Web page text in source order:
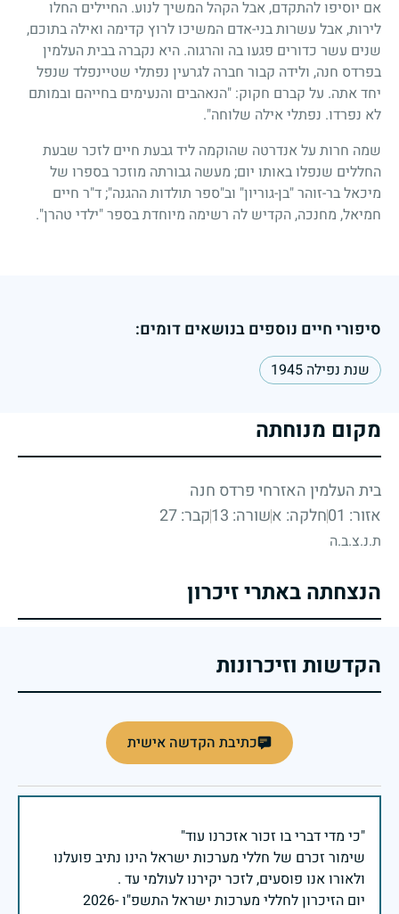
אם יוסיפו להתקדם, אבל הקהל המשיך לנוע. החיילים החלו
לירות, אבל עשרות בני-אדם המשיכו לרוץ קדימה ואילה בתוכם,
שנים עשר כדורים פגעו בה והרגוה. היא נקברה בבית העלמין
בפרדס חנה, ולידה קבור חברה לגרעין נפתלי שטיינפלד שנפל
יחד אתה. על קברם חקוק: "הנאהבים והנעימים בחייהם ובמותם
לא נפרדו. נפתלי אילה שלוחה".
שמה חרות על אנדרטה שהוקמה ליד גבעת חיים לזכר שבעת
החללים שנפלו באותו יום; מעשה גבורתה מוזכר בספרו של
מיכאל בר-זוהר "בן-גוריון" וב"ספר תולדות ההגנה;"ד"ר חיים
חמיאל, מחנכה, הקדיש לה רשימה מיוחדת בספר "ילדי טהרן".
סיפורי חיים נוספים בנושאים דומים:
שנת נפילה 1945
מקום מנוחתה
בית העלמין האזרחי פרדס חנה
אזור: 01
חלקה: אשורה: 13 קבר: 27
ת.נ.צ.ב.ה
הנצחתה באתרי זיכרון
הקדשות וזיכרונות
כתיבת הקדשה אישית
שימור זכרם של חללי מערכות ישראל הינו נתיב פועלנו
יום הזיכרון לחללי מערכות ישראל התשפ"ו -2026